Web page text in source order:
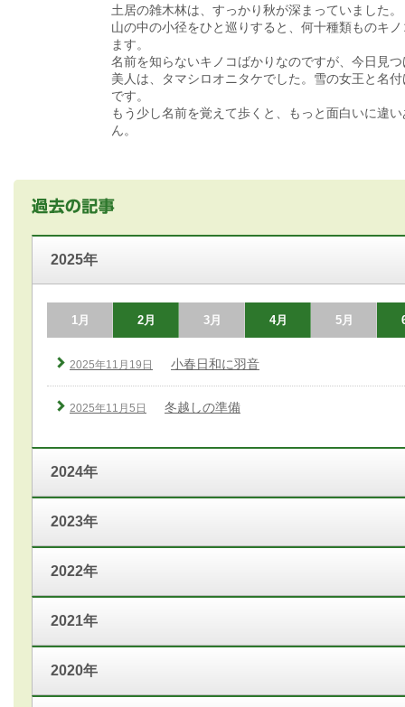
土居の雑木林は、すっかり秋が深まっていました。
山の中の小径をひと巡りすると、何十種類ものキ
ます。
名前を知らないキノコばかりなのですが、今日見
美人は、タマシロオニタケでした。雪の女王と名
です。
もう少し名前を覚えて歩くと、もっと面白いに違
ん。
2025年
1月 2月 3月 4月 5月
2025年11月19日 小春日和に羽音
2025年11月5日 冬越しの準備
2024年
2023年
2022年
2021年
2020年